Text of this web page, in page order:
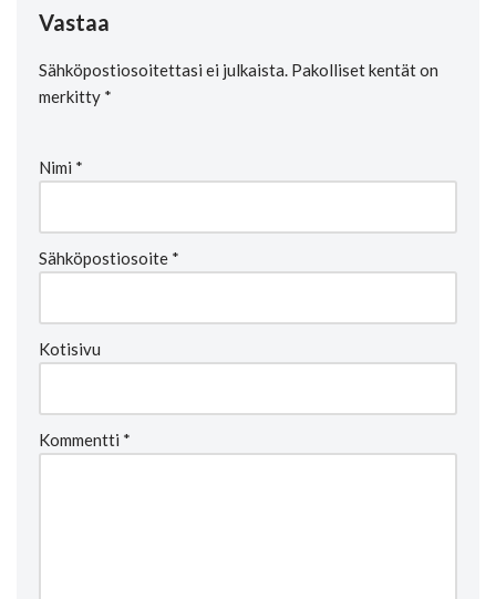
Vastaa
Sähköpostiosoitettasi ei julkaista. Pakolliset kentät on
merkitty *
Nimi *
Sähköpostiosoite *
Kotisivu
Kommentti *